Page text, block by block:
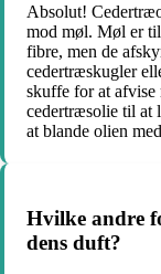
Absolut!
mod møl. Møl er
fibre, men de
cedertræskugler
skuffe for at afvise
cedertræsolie til at
at blande olien
Hvilke andre
dens duft?